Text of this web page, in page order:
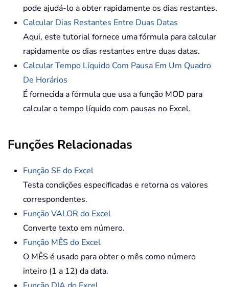
pode ajudá-lo a obter rapidamente os dias restantes.
Calcular Dias Restantes Entre Duas Datas
Aqui, este tutorial fornece uma fórmula para calcular
rapidamente os dias restantes entre duas datas.
Calcular Tempo Líquido Com Pausa Em Um Quadro
De Horários
É fornecida a fórmula que usa a função MOD para
calcular o tempo líquido com pausas no Excel.
Funções Relacionadas
Função SE do Excel
Testa condições especificadas e retorna os valores
correspondentes.
Função VALOR do Excel
Converte texto em número.
Função MÊS do Excel
O MÊS é usado para obter o mês como número
inteiro (1 a 12) da data.